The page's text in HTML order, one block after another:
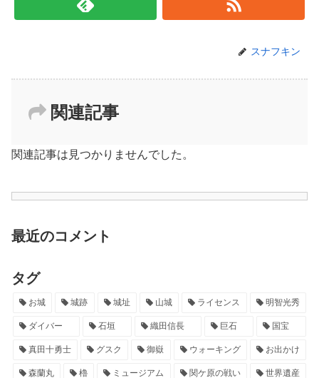
スナフキン
関連記事
関連記事は見つかりませんでした。
最近のコメント
タグ
お城 城跡 城址 山城 ライセンス 明智光秀
ダイバー 石垣 織田信長 巨石 国宝
真田十勇士 グスク 御嶽 ウォーキング お出かけ
森蘭丸 櫓 ミュージアム 関ケ原の戦い 世界遺産